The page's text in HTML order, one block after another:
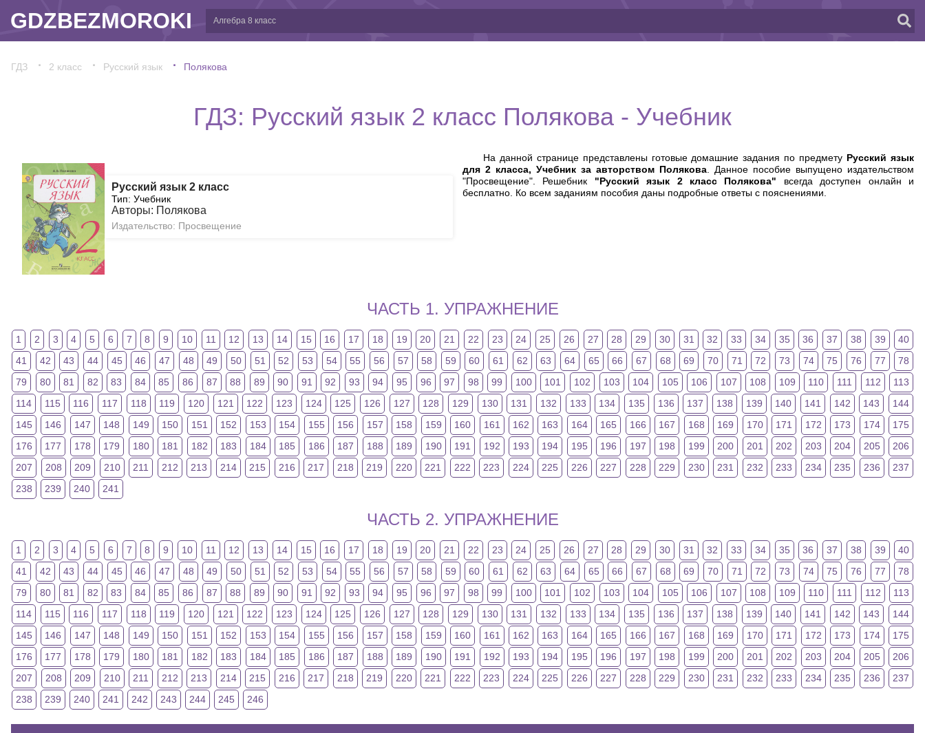
GDZBEZMOROKI
ГДЗ 2 класс Русский язык Полякова
ГДЗ: Русский язык 2 класс Полякова - Учебник
Русский язык 2 класс
Тип: Учебник
Авторы: Полякова
Издательство: Просвещение
На данной странице представлены готовые домашние задания по предмету Русский язык
для 2 класса, Учебник за авторством Полякова . Данное пособие выпущено издательством
"Просвещение". Решебник "Русский язык 2 класс Полякова" всегда доступен онлайн и
бесплатно. Ко всем заданиям пособия даны подробные ответы с пояснениями.
ЧАСТЬ 1. УПРАЖНЕНИЕ
1 2 3 4 5 6 7 8 9 10 11 12 13 14 15 16 17 18 19 20 21 22 23 24 25 26 27 28 29 30 31 32 33 34 35 36 37 38 39
40
41
42 43 44 45 46 47 48 49 50 51 52 53 54 55 56 57 58 59 60 61 62 63 64 65 66 67 68 69 70 71 72 73 74 75 76 77
78
79
80 81 82 83 84 85 86 87 88 89 90 91 92 93 94 95 96 97 98 99 100 101 102 103 104 105 106 107 108 109 110 111 112
113
114
115 116 117 118 119 120 121 122 123 124 125 126 127 128 129 130 131 132 133 134 135 136 137 138 139 140 141 142 143
144
145
146 147 148 149 150 151 152 153 154 155 156 157 158 159 160 161 162 163 164 165 166 167 168 169 170 171 172 173 174
175
176
177 178 179 180 181 182 183 184 185 186 187 188 189 190 191 192 193 194 195 196 197 198 199 200 201 202 203 204 205
206
207
208 209 210 211 212 213 214 215 216 217 218 219 220 221 222 223 224 225 226 227 228 229 230 231 232 233 234 235 236
237
238
239 240 241
ЧАСТЬ 2. УПРАЖНЕНИЕ
1 2 3 4 5 6 7 8 9 10 11 12 13 14 15 16 17 18 19 20 21 22 23 24 25 26 27 28 29 30 31 32 33 34 35 36 37 38 39
40
41
42 43 44 45 46 47 48 49 50 51 52 53 54 55 56 57 58 59 60 61 62 63 64 65 66 67 68 69 70 71 72 73 74 75 76 77
78
79
80 81 82 83 84 85 86 87 88 89 90 91 92 93 94 95 96 97 98 99 100 101 102 103 104 105 106 107 108 109 110 111 112
113
114
115 116 117 118 119 120 121 122 123 124 125 126 127 128 129 130 131 132 133 134 135 136 137 138 139 140 141 142 143
144
145
146 147 148 149 150 151 152 153 154 155 156 157 158 159 160 161 162 163 164 165 166 167 168 169 170 171 172 173 174
175
176
177 178 179 180 181 182 183 184 185 186 187 188 189 190 191 192 193 194 195 196 197 198 199 200 201 202 203 204 205
206
207
208 209 210 211 212 213 214 215 216 217 218 219 220 221 222 223 224 225 226 227 228 229 230 231 232 233 234 235 236
237
238
239 240 241 242 243 244 245 246